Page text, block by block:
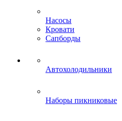
Насосы
Кровати
Сапборды
Автохолодильники
Наборы пикниковые